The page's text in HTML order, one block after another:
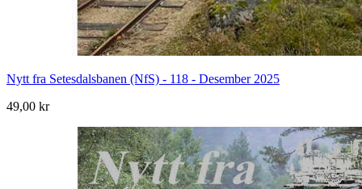
Nytt fra Setesdalsbanen (NfS) - 118 - Desember 2025
49,00 kr